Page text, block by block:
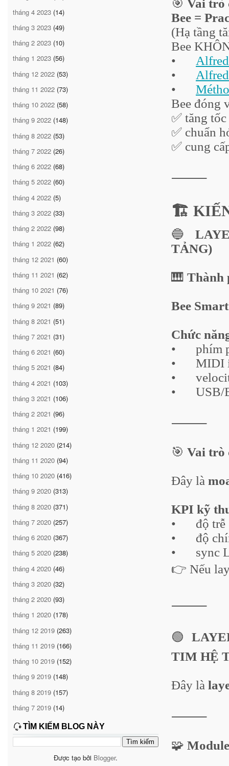
tháng 4 2023 (14)
tháng 3 2023 (49)
tháng 2 2023 (10)
tháng 1 2023 (56)
tháng 12 2022 (53)
tháng 11 2022 (73)
tháng 10 2022 (58)
tháng 9 2022 (148)
tháng 8 2022 (53)
tháng 7 2022 (26)
tháng 6 2022 (68)
tháng 5 2022 (60)
tháng 4 2022 (5)
tháng 3 2022 (33)
tháng 2 2022 (98)
tháng 1 2022 (62)
tháng 12 2021 (60)
tháng 11 2021 (62)
tháng 10 2021 (76)
tháng 9 2021 (89)
tháng 8 2021 (51)
tháng 7 2021 (31)
tháng 6 2021 (60)
tháng 5 2021 (84)
tháng 4 2021 (103)
tháng 3 2021 (106)
tháng 2 2021 (96)
tháng 1 2021 (199)
tháng 12 2020 (214)
tháng 11 2020 (94)
tháng 10 2020 (416)
tháng 9 2020 (313)
tháng 8 2020 (371)
tháng 7 2020 (257)
tháng 6 2020 (367)
tháng 5 2020 (238)
tháng 4 2020 (46)
tháng 3 2020 (32)
tháng 2 2020 (93)
tháng 1 2020 (178)
tháng 12 2019 (263)
tháng 11 2019 (166)
tháng 10 2019 (152)
tháng 9 2019 (148)
tháng 8 2019 (157)
tháng 7 2019 (14)
TÌM KIẾM BLOG NÀY
Được tạo bởi Blogger.
🎯 Vai trò
Bee =
(Hạ tầng
Bee
•
•
•
Bee đóng
✅ tăng
✅ chuẩn
✅ cung
⸻
🏗️ KIẾN
🔵
TẢNG)
🎹 Thành
Bee
Chức
•
phím
•
MIDI
•
•
USB/
⸻
🎯 Vai trò
Đây là
KPI kỹ
•
độ trễ
•
độ
•
sync
👉 Nếu
⸻
🟢
TIM HỆ
Đây là
⸻
🧩